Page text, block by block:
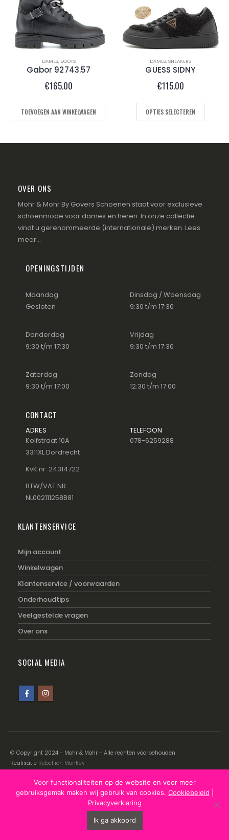
DAMES
GUESS SIDNY
OPTIES SELECTEREN
DAMES
PAPUCEI
OPTIES
OVER ONS
Mohr & Mohr By Govers Schoenen staat voor exclusieve
schoenmode voor dames en heren. In onze collectie
vindt u gerenommeerde (internationale) merken. Lees
meer...
OPENINGSTIJDEN
Maandag
Gesloten
Dinsdag / Woensdag
9:30 t/m 17:30
Donderdag
9:30 t/m 17:30
Vrijdag
9:30 t/m 17:30
Zaterdag
9:30 t/m 17:00
Zondag
12:30 t/m 17:00
CONTACT
ADRES
Kolfstraat 10A
3311XL Dordrecht
KvK nr: 24314722
BTW/VAT NR.:
NL002111258B81
TELEFOON
078-6259288
KLANTENSERVICE
Mijn account
Winkelwagen
Klantenservice / voorwaarden
Onderhoudtips
Veelgestelde vragen
Over ons
SOCIAL MEDIA
© Copyright 2024 - Mohr & Mohr - Alle rechten voorbehouden
Realisatie Rebellion Monkey
Disclaimer|Cookiebeleid|Privacyverklaring
Voor functionaliteiten op de website en voor meer
gebruiksgemak maken wij gebruik van cookies. Cookiebeleid
Privacyverklaring
Ik ga akkoord